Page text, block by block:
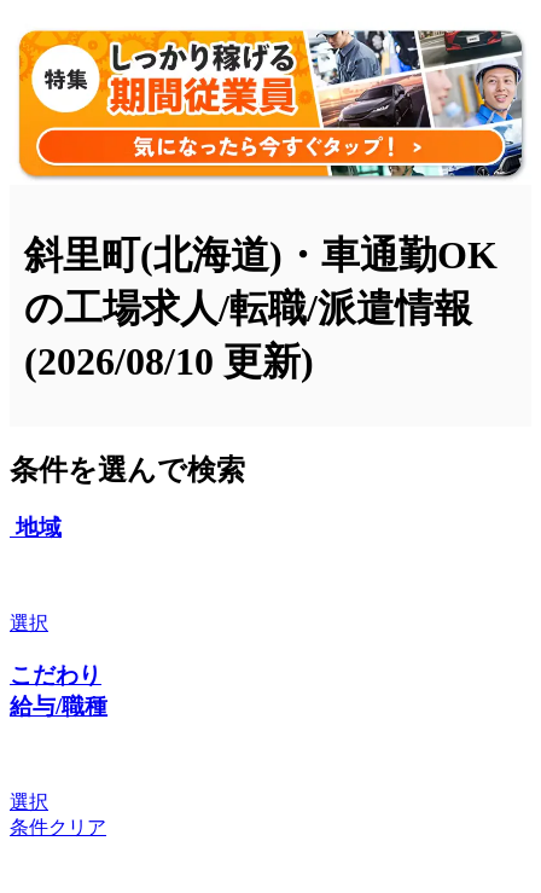
斜里町(北海道)・車通勤OK
の工場求人/転職/派遣情報
(2026/08/10 更新)
条件を選んで検索
地域
選択
こだわり
給与/職種
選択
条件クリア